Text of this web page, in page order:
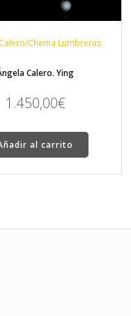
Chema Lumbreras
Calero. Ying
1.450,00€
al carrito